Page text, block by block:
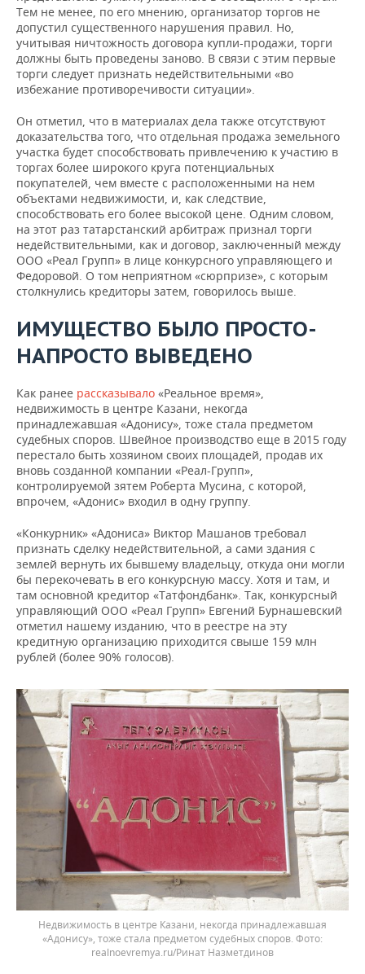
Тем не менее, по его мнению, организатор торгов не
допустил существенного нарушения правил. Но,
учитывая ничтожность договора купли-продажи, торги
должны быть проведены заново. В связи с этим первые
торги следует признать недействительными «во
избежание противоречивости ситуации».
Он отметил, что в материалах дела также отсутствуют
доказательства того, что отдельная продажа земельного
участка будет способствовать привлечению к участию в
торгах более широкого круга потенциальных
покупателей, чем вместе с расположенными на нем
объектами недвижимости, и, как следствие,
способствовать его более высокой цене. Одним словом,
на этот раз татарстанский арбитраж признал торги
недействительными, как и договор, заключенный между
ООО «Реал Групп» в лице конкурсного управляющего и
Федоровой. О том неприятном «сюрпризе», с которым
столкнулись кредиторы затем, говорилось выше.
ИМУЩЕСТВО БЫЛО ПРОСТО-
НАПРОСТО ВЫВЕДЕНО
Как ранее рассказывало «Реальное время»,
недвижимость в центре Казани, некогда
принадлежавшая «Адонису», тоже стала предметом
судебных споров. Швейное производство еще в 2015 году
перестало быть хозяином своих площадей, продав их
вновь созданной компании «Реал-Групп»,
контролируемой зятем Роберта Мусина, с которой,
впрочем, «Адонис» входил в одну группу.
«Конкурник» «Адониса» Виктор Машанов требовал
признать сделку недействительной, а сами здания с
землей вернуть их бывшему владельцу, откуда они могли
бы перекочевать в его конкурсную массу. Хотя и там, и
там основной кредитор «Татфондбанк». Так, конкурсный
управляющий ООО «Реал Групп» Евгений Бурнашевский
отметил нашему изданию, что в реестре на эту
кредитную организацию приходится св­ыше 159 млн
рублей (более 90% голосов).
Недвижимость в центре Казани, некогда принадлежавшая
«Адонису», тоже стала предметом судебных споров.
realnoevremya.ru/Ринат Назметдинов